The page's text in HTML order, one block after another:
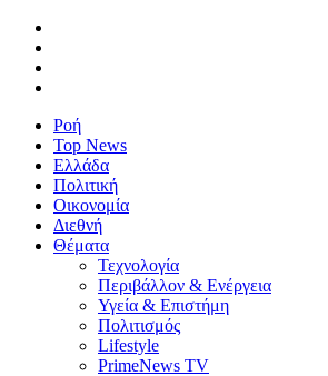
Ροή
Top News
Ελλάδα
Πολιτική
Οικονομία
Διεθνή
Θέματα
Τεχνολογία
Περιβάλλον & Ενέργεια
Υγεία & Επιστήμη
Πολιτισμός
Lifestyle
PrimeNews TV